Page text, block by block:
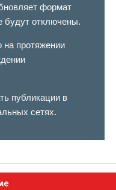
формат
будут отключены.
на протяжении
публикации в
сетях.